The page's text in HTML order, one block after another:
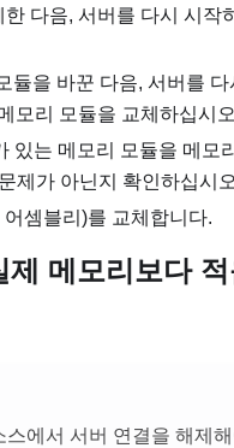
다음, 서버를 다시 시작
을 바꾼 다음, 서버를 다
모리 모듈을 교체하십시
있는 메모리 모듈을 메모
제가 아닌지 확인하십시
셈블리)를 교체합니다.
메모리보다
에서 서버 연결을 해제